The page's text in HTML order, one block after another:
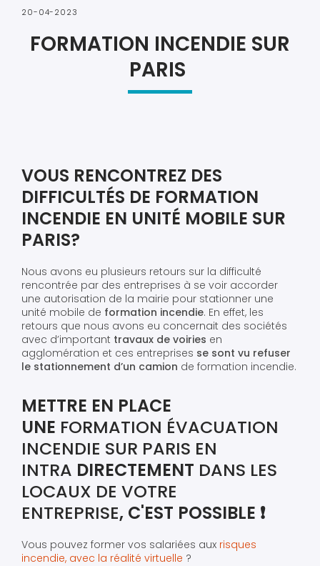
20-04-2023
FORMATION INCENDIE SUR
PARIS
VOUS RENCONTREZ DES
DIFFICULTÉS DE FORMATION
INCENDIE EN UNITÉ MOBILE SUR
PARIS?
Nous avons eu plusieurs retours sur la difficulté
rencontrée par des entreprises à se voir accorder
une autorisation de la mairie pour stationner une
unité mobile de formation incendie. En effet, les
retours que nous avons eu concernait des sociétés
avec d’important travaux de voiries en
agglomération et ces entreprises se sont vu refuser
le stationnement d’un camion de formation incendie.
METTRE EN PLACE
UNE FORMATION ÉVACUATION
INCENDIE SUR PARIS EN
INTRA DIRECTEMENT DANS LES
LOCAUX DE VOTRE
ENTREPRISE, C'EST POSSIBLE ❗️
Vous pouvez former vos salariées aux risques
incendie, avec la réalité virtuelle ?